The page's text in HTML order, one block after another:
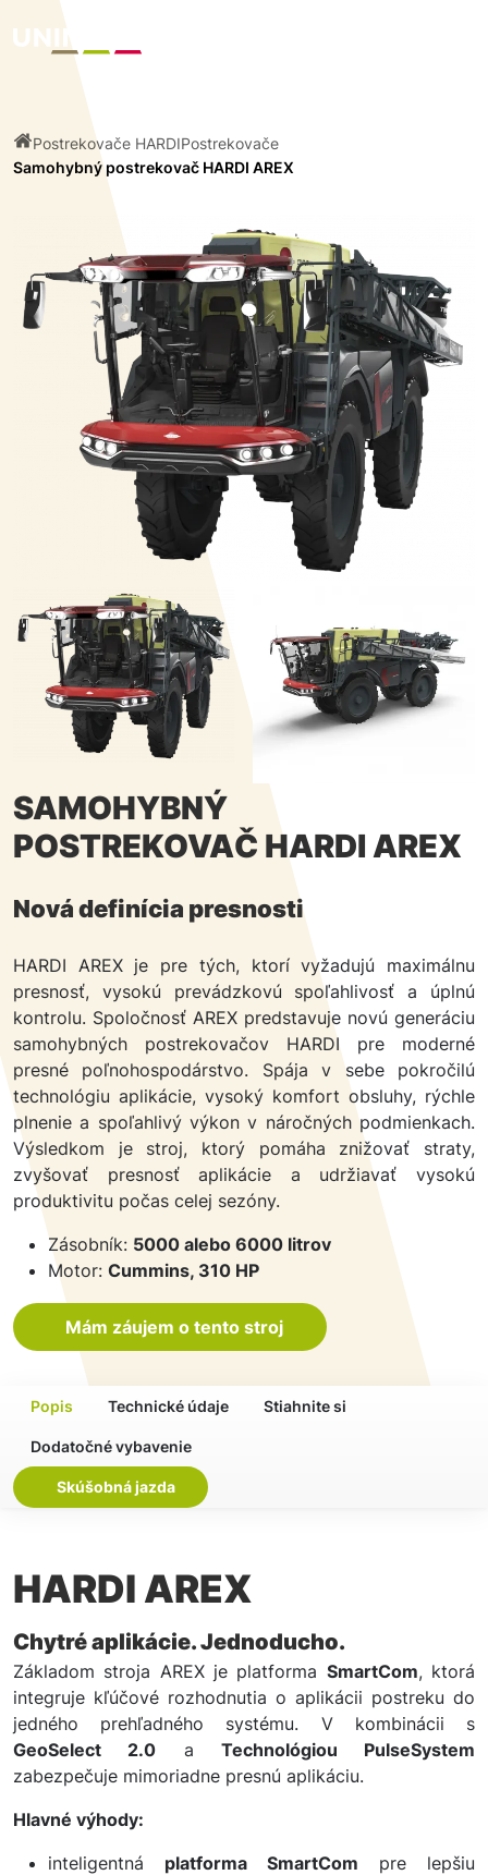
Postrekovače HARDIPostrekovače
Samohybný postrekovač HARDI AREX
SAMOHYBNÝ
POSTREKOVAČ HARDI AREX
Nová definícia presnosti
HARDI AREX je pre tých, ktorí vyžadujú maximálnu
presnosť, vysokú prevádzkovú spoľahlivosť a úplnú
kontrolu. Spoločnosť AREX predstavuje novú generáciu
samohybných postrekovačov HARDI pre moderné
presné poľnohospodárstvo. Spája v sebe pokročilú
technológiu aplikácie, vysoký komfort obsluhy, rýchle
plnenie a spoľahlivý výkon v náročných podmienkach.
Výsledkom je stroj, ktorý pomáha znižovať straty,
zvyšovať presnosť aplikácie a udržiavať vysokú
produktivitu počas celej sezóny.
Zásobník: 5000 alebo 6000 litrov
Motor: Cummins, 310 HP
Mám záujem o tento stroj
Popis Technické údaje Stiahnite si
Dodatočné vybavenie
Skúšobná jazda
HARDI AREX
Chytré aplikácie. Jednoducho.
Základom stroja AREX je platforma SmartCom, ktorá
integruje kľúčové rozhodnutia o aplikácii postreku do
jedného prehľadného systému. V kombinácii s
GeoSelect 2.0 a Technológiou PulseSystem
zabezpečuje mimoriadne presnú aplikáciu.
Hlavné výhody:
inteligentná platforma SmartCom pre lepšiu